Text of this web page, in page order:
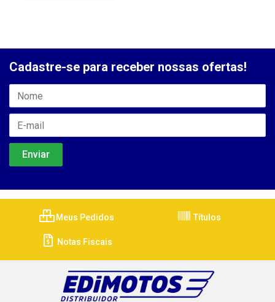
Cadastre-se para receber nossas ofertas!
Meus Pedidos Títulos
Notas Fiscais